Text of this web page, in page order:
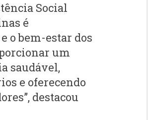
Social
é
o bem-estar dos
um
saudável,
e oferecendo
destacou